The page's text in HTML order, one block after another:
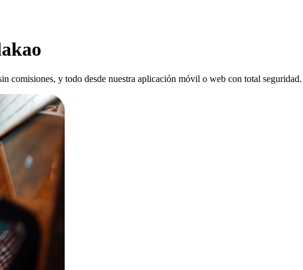
comisiones, y todo desde nuestra aplicación móvil o web con total seguridad.